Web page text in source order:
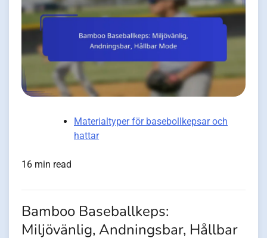
Materialtyper för basebollkepsar och
hattar
16 min read
Bamboo Baseballkeps:
Miljövänlig, Andningsbar, Hållbar